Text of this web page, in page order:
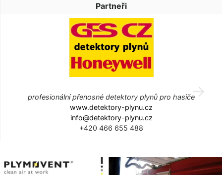
Partneři
profesionální přenosné detektory plynů pro hasiče
www.detektory-plynu.cz
info@detektory-plynu.cz
+420 466 655 488